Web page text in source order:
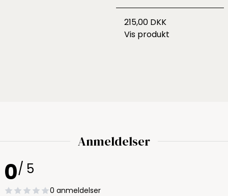
215,00 DKK
Vis produkt
Anmeldelser
0/ 5
0 anmeldelser